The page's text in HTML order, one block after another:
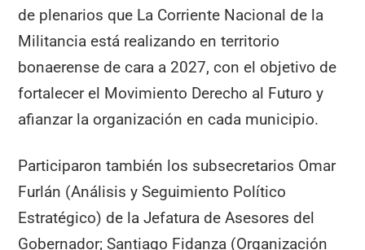
de plenarios que La Corriente Nacional de la
Militancia está realizando en territorio
bonaerense de cara a 2027, con el objetivo de
fortalecer el Movimiento Derecho al Futuro y
afianzar la organización en cada municipio.
Participaron también los subsecretarios Omar
Furlán (Análisis y Seguimiento Político
Estratégico) de la Jefatura de Asesores del
Gobernador; Santiago Fidanza (Organización